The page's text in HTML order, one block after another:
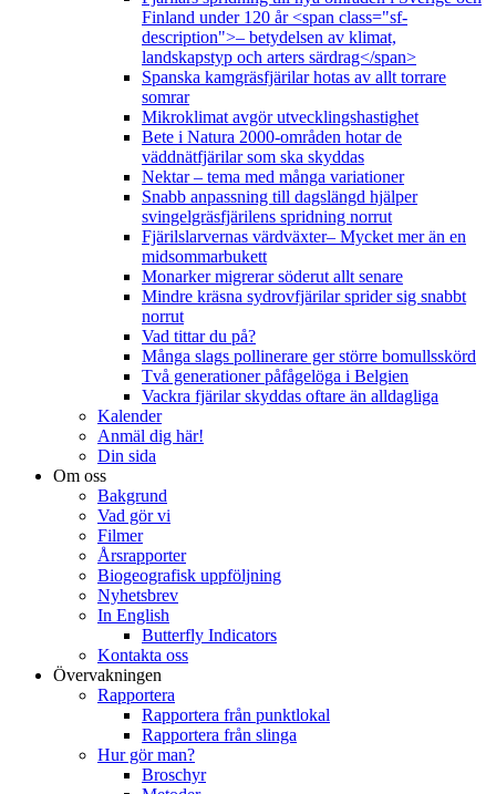
Finland under 120 år <span class="sf-
description">– betydelsen av klimat,
landskapstyp och arters särdrag</span>
Spanska kamgräsfjärilar hotas av allt torrare
somrar
Mikroklimat avgör utvecklingshastighet
Bete i Natura 2000-områden hotar de
väddnätfjärilar som ska skyddas
Nektar – tema med många variationer
Snabb anpassning till dagslängd hjälper
svingelgräsfjärilens spridning norrut
Fjärilslarvernas värdväxter– Mycket mer än en
midsommarbukett
Monarker migrerar söderut allt senare
Mindre kräsna sydrovfjärilar sprider sig snabbt
norrut
Vad tittar du på?
Många slags pollinerare ger större bomullsskörd
Två generationer påfågelöga i Belgien
Vackra fjärilar skyddas oftare än alldagliga
Kalender
Anmäl dig här!
Din sida
Om oss
Bakgrund
Vad gör vi
Filmer
Årsrapporter
Biogeografisk uppföljning
Nyhetsbrev
In English
Butterfly Indicators
Kontakta oss
Övervakningen
Rapportera
Rapportera från punktlokal
Rapportera från slinga
Hur gör man?
Broschyr